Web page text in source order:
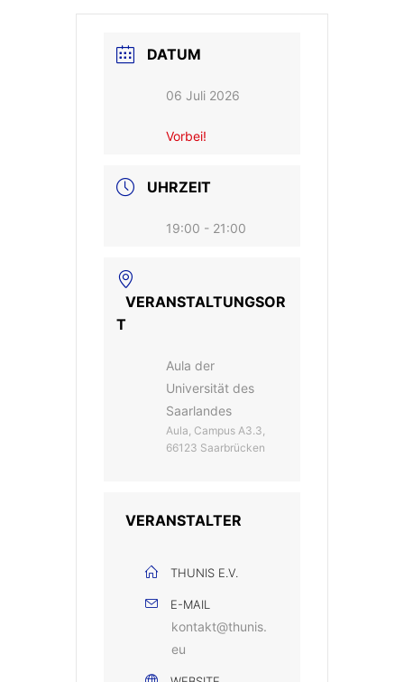
DATUM
06 Juli 2026
Vorbei!
UHRZEIT
19:00 - 21:00
VERANSTALTUNGSOR
T
Aula der
Universität des
Saarlandes
Aula, Campus A3.3,
66123 Saarbrücken
VERANSTALTER
THUNIS E.V.
E-MAIL
kontakt@thunis.
eu